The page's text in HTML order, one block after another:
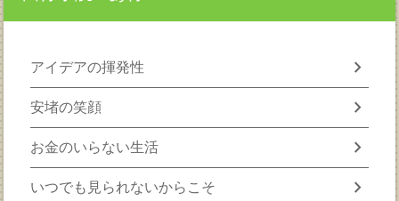
アイデアの揮発性 chevron_right
安堵の笑顔 chevron_right
お金のいらない生活 chevron_right
いつでも見られないからこそ chevron_right